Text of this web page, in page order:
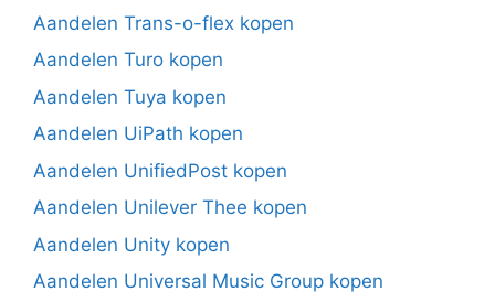
Aandelen Trans-o-flex kopen
Aandelen Turo kopen
Aandelen Tuya kopen
Aandelen UiPath kopen
Aandelen UnifiedPost kopen
Aandelen Unilever Thee kopen
Aandelen Unity kopen
Aandelen Universal Music Group kopen